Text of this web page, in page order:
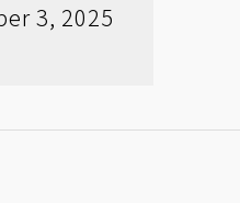
3, 2025